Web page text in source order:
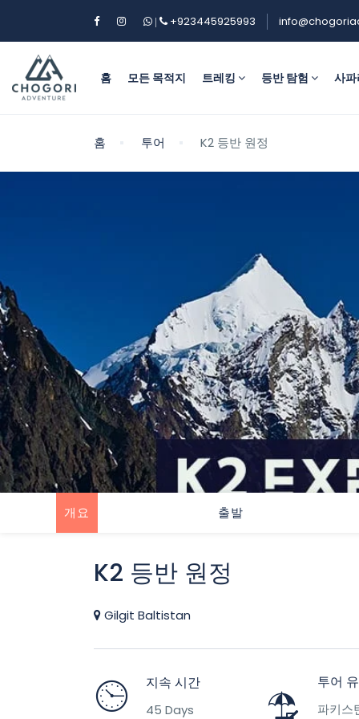
| +923445925993
홈 모든 목적지 트레킹 등반 탐험 사
홈 투어 K2 등반 원정
개요 출발
K2 등반 원정
Gilgit Baltistan
지속 시간
45 Days
투어
파키스